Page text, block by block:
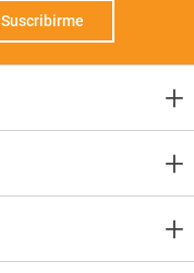
Suscribirme
+
+
+